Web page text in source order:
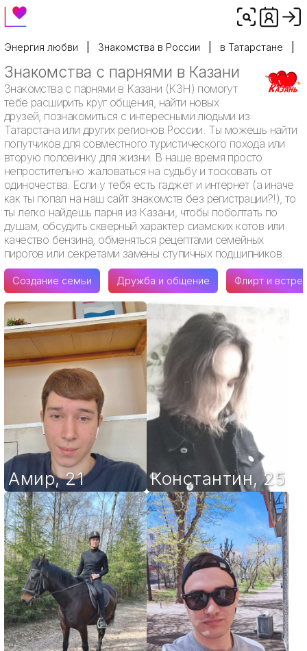
Энергия любви Знакомства в России в Татарстане
Знакомства с парнями в Казани
Знакомства с парнями в Казани (КЗН) помогут
тебе расширить круг общения, найти новых
друзей, познакомиться с интересными людьми из
Татарстана или других регионов России. Ты можешь найти
попутчиков для совместного туристического похода или
вторую половинку для жизни. В наше время просто
непростительно жаловаться на судьбу и тосковать от
одиночества. Если у тебя есть гаджет и интернет (а иначе
как ты попал на наш сайт знакомств без регистрации?!), то
ты легко найдешь парня из Казани, чтобы поболтать по
душам, обсудить скверный характер сиамских котов или
качество бензина, обменяться рецептами семейных
пирогов или секретами замены ступичных подшипников.
Создание семьи Дружба и общение Флирт и
Амир,21 Константин,25